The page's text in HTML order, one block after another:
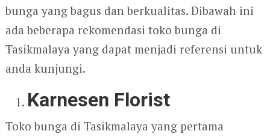
bunga yang bagus dan berkualitas. Dibawah ini
ada beberapa rekomendasi toko bunga di
Tasikmalaya yang dapat menjadi referensi untuk
anda kunjungi.
Karnesen Florist
Toko bunga di Tasikmalaya yang pertama